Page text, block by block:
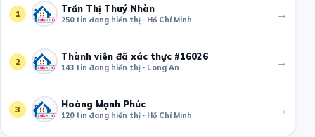
1 Trần Thị Thuý Nhàn
250 tin đang hiển thị · Hồ Chí Minh →
2 Thành viên đã xác thực #16026
143 tin đang hiển thị · Long An →
3 Hoàng Mạnh Phúc
120 tin đang hiển thị · Hồ Chí Minh →